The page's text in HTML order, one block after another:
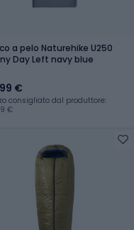
a pelo Naturehike U250
Day Left navy blue
€
consigliato dal produttore:
€